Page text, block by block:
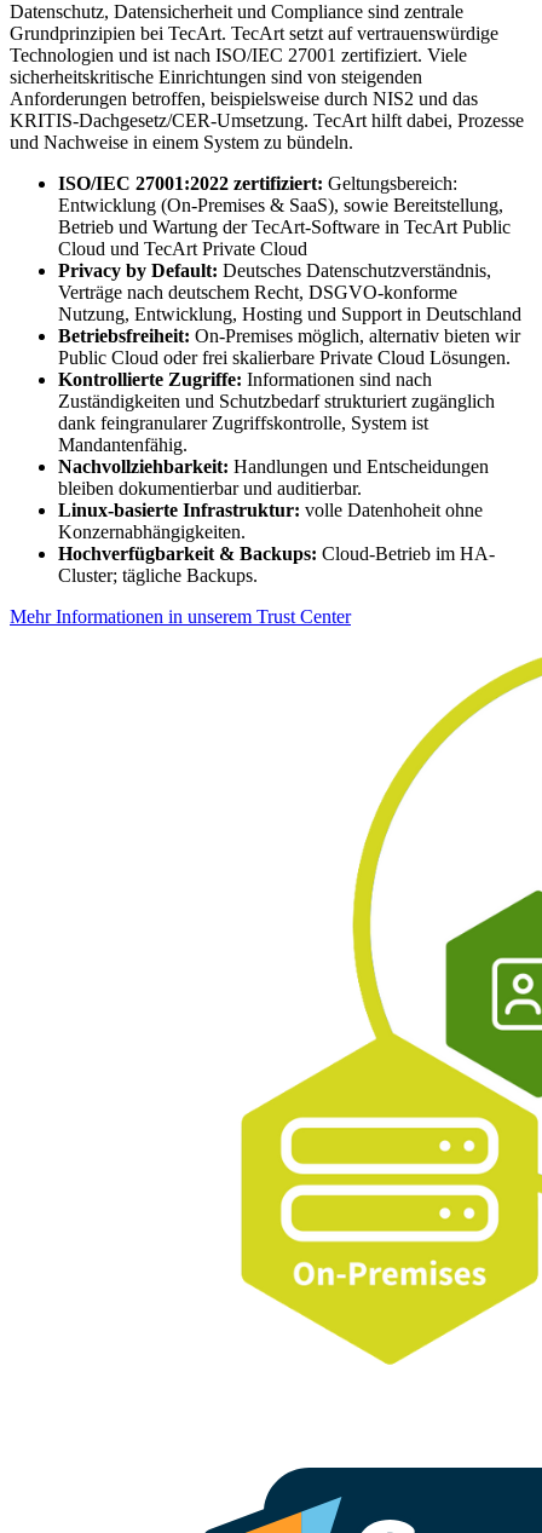
Datenschutz, Datensicherheit und Compliance sind zentrale
Grundprinzipien bei TecArt. TecArt setzt auf vertrauenswürdige
Technologien und ist nach ISO/IEC 27001 zertifiziert. Viele
sicherheitskritische Einrichtungen sind von steigenden
Anforderungen betroffen, beispielsweise durch NIS2 und das
KRITIS-Dachgesetz/CER-Umsetzung. TecArt hilft dabei, Prozesse
und Nachweise in einem System zu bündeln.
ISO/IEC 27001:2022 zertifiziert: Geltungsbereich:
Entwicklung (On-Premises & SaaS), sowie Bereitstellung,
Betrieb und Wartung der TecArt-Software in TecArt Public
Cloud und TecArt Private Cloud
Privacy by Default: Deutsches Datenschutzverständnis,
Verträge nach deutschem Recht, DSGVO-konforme
Nutzung, Entwicklung, Hosting und Support in Deutschland
Betriebsfreiheit: On-Premises möglich, alternativ bieten wir
Public Cloud oder frei skalierbare Private Cloud Lösungen.
Kontrollierte Zugriffe: Informationen sind nach
Zuständigkeiten und Schutzbedarf strukturiert zugänglich
dank feingranularer Zugriffskontrolle, System ist
Mandantenfähig.
Nachvollziehbarkeit: Handlungen und Entscheidungen
bleiben dokumentierbar und auditierbar.
Linux-basierte Infrastruktur: volle Datenhoheit ohne
Konzernabhängigkeiten.
Hochverfügbarkeit & Backups: Cloud-Betrieb im HA-
Cluster; tägliche Backups.
Mehr Informationen in unserem Trust Center